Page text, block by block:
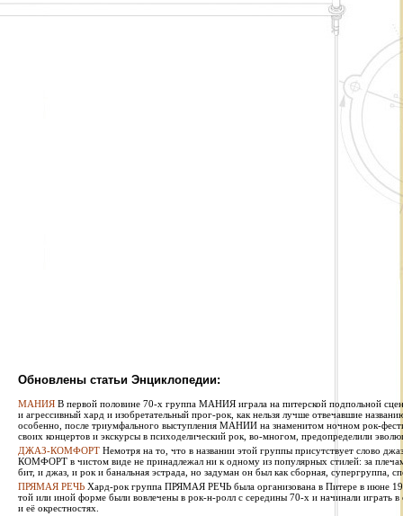
Обновлены статьи Энциклопедии:
МАНИЯ В первой половине 70-х группа МАНИЯ играла на питерской подпольной
и агрессивный хард и изобретательный прог-рок, как нельзя лучше отвечавшие
особенно, после триумфального выступления МАНИИ на знаменитом ночном рок-
своих концертов и экскурсы в психоделический рок, во-многом, предопределили
ДЖАЗ-КОМФОРТ Немотря на то, что в названии этой группы присутствует слово
КОМФОРТ в чистом виде не принадлежал ни к одному из популярных стилей: за
бит, и джаз, и рок и банальная эстрада, но задуман он был как сборная, супергруппа,
ПРЯМАЯ РЕЧЬ Хард-рок группа ПРЯМАЯ РЕЧЬ была организована в Питере в июне
той или иной форме были вовлечены в рок-н-ролл с середины 70-х и начинали играть
и её окрестностях.